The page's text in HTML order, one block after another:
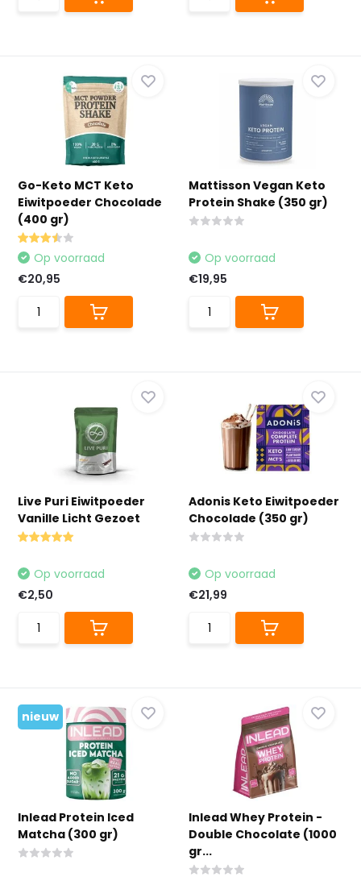
Go-Keto MCT Keto
Eiwitpoeder Chocolade
(400 gr)
Op voorraad
€20,95
Mattisson Vegan Keto
Protein Shake (350 gr)
Op voorraad
€19,95
Live Puri Eiwitpoeder
Vanille Licht Gezoet
Op voorraad
€2,50
Adonis Keto Eiwitpoeder
Chocolade (350 gr)
Op voorraad
€21,99
nieuw
Inlead Protein Iced
Matcha (300 gr)
Inlead Whey Protein -
Double Chocolate (1000
gr...